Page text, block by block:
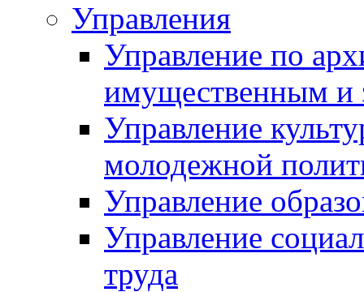
Управления
Управление по
имущественным и
Управление
молодежной
Управление
Управление
труда